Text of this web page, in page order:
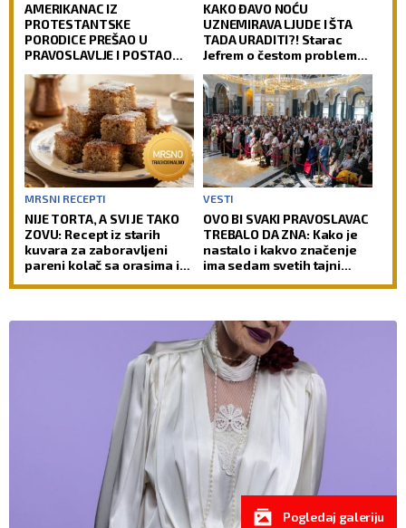
AMERIKANAC IZ
PROTESTANTSKE
PORODICE PREŠAO U
PRAVOSLAVLJE I POSTAO
najuglednijih teologa
današnjice govori o svom
putu preobraćenja
KAKO ĐAVO NOĆU
UZNEMIRAVA LJUDE I ŠTA
TADA URADITI?! Starac
Jefrem o čestom problemu
strah u kosti
MRSNI RECEPTI
NIJE TORTA, A SVI JE TAKO
ZOVU: Recept iz starih
kuvara za zaboravljeni
pareni kolač sa orasima i
VESTI
OVO BI SVAKI PRAVOSLAVAC
TREBALO DA ZNA: Kako je
nastalo i kakvo značenje
ima sedam svetih tajni
Pogledaj galeriju